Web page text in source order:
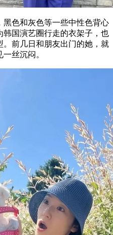
色和灰色等一些中性色背心
韩国演艺圈行走的衣架子，也
前几日和朋友出门的她，就
丝沉闷。